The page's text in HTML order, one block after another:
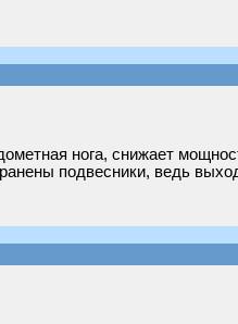
нога, снижает
подвесники, ведь